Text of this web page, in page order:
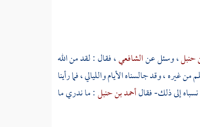
حنبل، وسئل عنالشافعي، فقال : لقد من الله
غيره ، وقد جالسناه الأيام والليالي ، فما رأينا
نسباه إلى ذلك- فقالأحمد بن حنبل: ما ندري ما